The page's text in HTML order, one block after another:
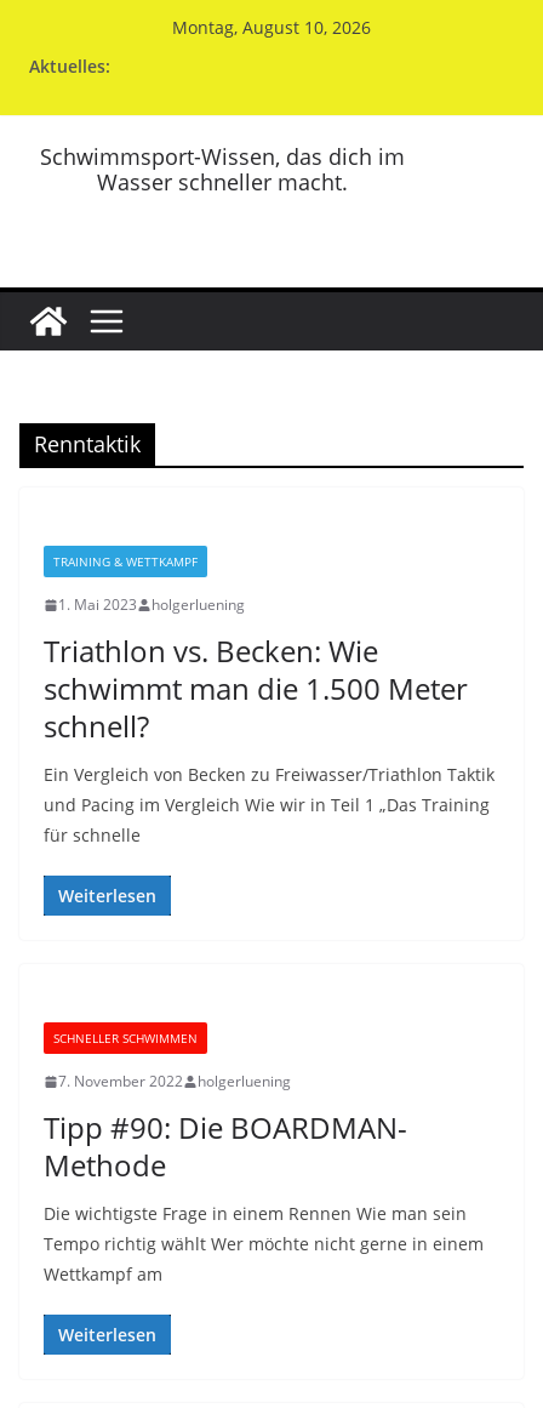
Montag, August 10, 2026
Aktuelles:
Schwimmsport-Wissen, das dich im
Wasser schneller macht.
Renntaktik
TRAINING & WETTKAMPF
1. Mai 2023 holgerluening
Triathlon vs. Becken: Wie
schwimmt man die 1.500 Meter
schnell?
Ein Vergleich von Becken zu Freiwasser/Triathlon Taktik
und Pacing im Vergleich Wie wir in Teil 1 „Das Training
für schnelle
Weiterlesen
SCHNELLER SCHWIMMEN
7. November 2022 holgerluening
Tipp #90: Die BOARDMAN-
Methode
Die wichtigste Frage in einem Rennen Wie man sein
Tempo richtig wählt Wer möchte nicht gerne in einem
Wettkampf am
Weiterlesen